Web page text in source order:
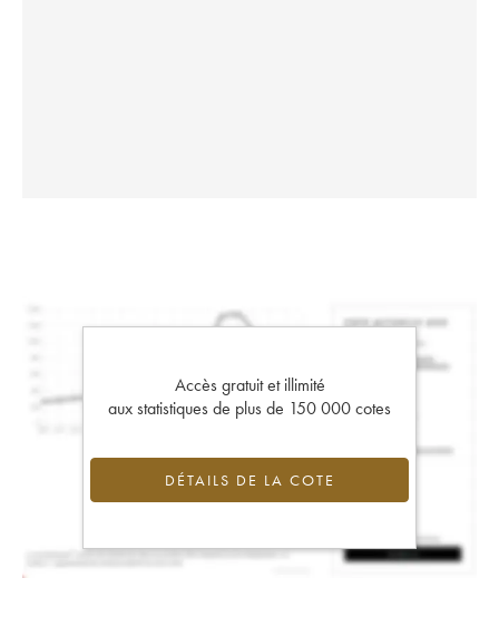
Accès gratuit et illimité
aux statistiques de plus de 150 000 cotes
DÉTAILS DE LA COTE